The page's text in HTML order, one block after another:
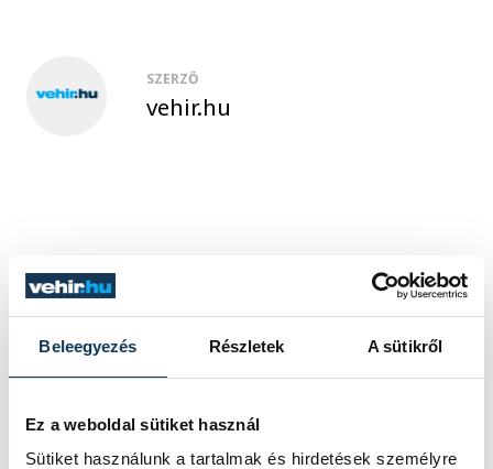
Beleegyezés Részletek A sütikről
Ez a weboldal sütiket használ
Sütiket használunk a tartalmak és hirdetések személyre
SZERZŐ
vehir.hu